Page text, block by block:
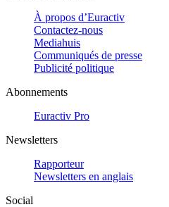
À propos d’Euractiv
Contactez-nous
Mediahuis
Communiqués de presse
Publicité politique
Abonnements
Euractiv Pro
Newsletters
Rapporteur
Newsletters en anglais
Social